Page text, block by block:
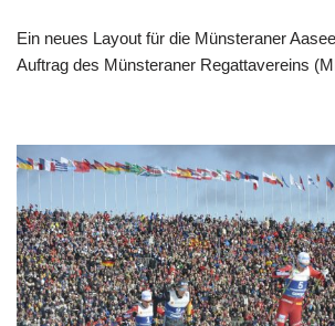
Ein neues Layout für die Münsteraner
Auftrag des Münsteraner Regattavereins